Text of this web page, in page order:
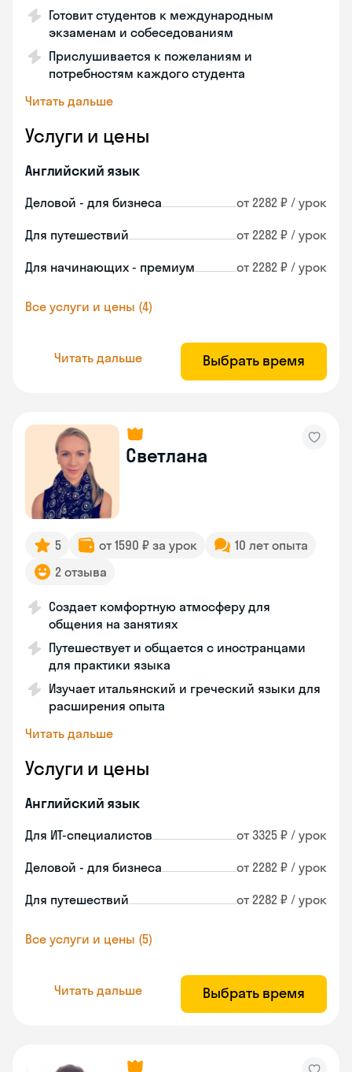
Готовит студентов к международным
экзаменам и собеседованиям
Прислушивается к пожеланиям и
потребностям каждого студента
Читать дальше
Услуги и цены
Английский язык
Деловой - для бизнеса от 2282 ₽ / урок
Для путешествий от 2282 ₽ / урок
Для начинающих - премиум от 2282 ₽ / урок
Все услуги и цены (4)
Читать дальше Выбрать время
Светлана
5 от 1590 ₽ за урок
10 лет опыта
2 отзыва
Создает комфортную атмосферу для
общения на занятиях
Путешествует и общается с иностранцами
для практики языка
Изучает итальянский и греческий языки для
расширения опыта
Читать дальше
Услуги и цены
Английский язык
Для ИТ-специалистов от 3325 ₽ / урок
Деловой - для бизнеса от 2282 ₽ / урок
Для путешествий от 2282 ₽ / урок
Все услуги и цены (5)
Читать дальше Выбрать время